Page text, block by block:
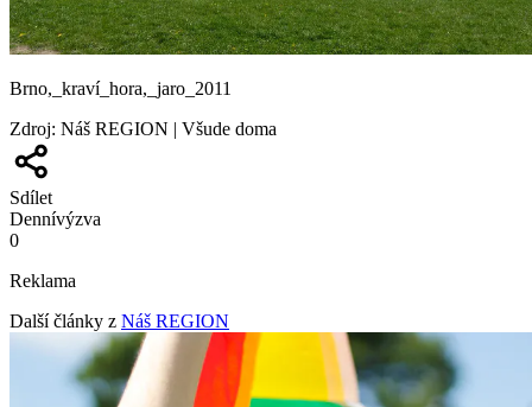
Brno,_kraví_hora,_jaro_2011
Zdroj: Náš REGION | Všude doma
Sdílet
Dennívýzva
0
Reklama
Další články z Náš REGION